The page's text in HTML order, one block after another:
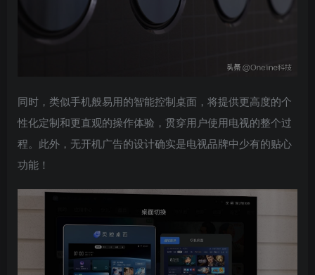
同时，类似手机般易用的智能控制桌面，将提供更高度的个
性化定制和更直观的操作体验，贯穿用户使用电视的整个过
程。此外，无开机广告的设计确实是电视品牌中少有的贴心
功能！